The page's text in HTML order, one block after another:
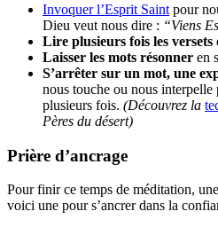
Invoquer l’Esprit Saint pour
Dieu veut nous dire : “Viens
Lire plusieurs fois les versets
Laisser les mots résonner en
S’arrêter sur un mot, une
nous touche ou nous
plusieurs fois. (Découvrez la
Pères du désert)
Prière d’ancrage
Pour finir ce temps de méditation,
voici une pour s’ancrer dans la